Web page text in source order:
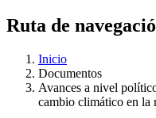
Ruta de
Inicio
Documentos
Avances a nivel
cambio climático en la